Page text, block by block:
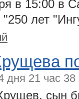
в 15:00 в
лет
дня 21 час
сын